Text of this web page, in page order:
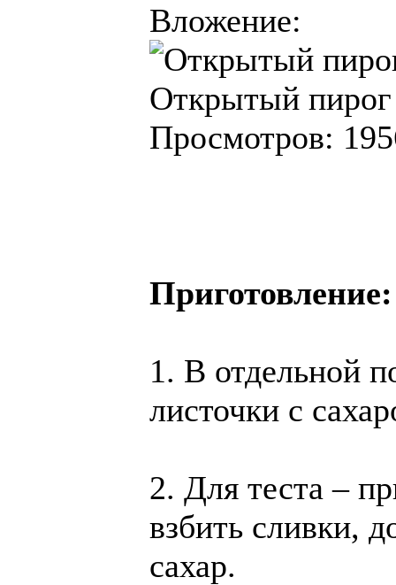
Вложение:
Открытый
Просмотров:
Приготовление:
1. В отдельной
листочки с
2. Для теста –
взбить сливки,
сахар.